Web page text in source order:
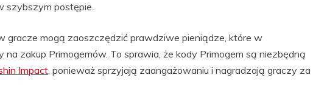
szybszym postępie.
gracze mogą zaoszczędzić prawdziwe pieniądze, które w
zakup Primogemów. To sprawia, że kody Primogem są niezbędną
Impact, ponieważ sprzyjają zaangażowaniu i nagradzają graczy za